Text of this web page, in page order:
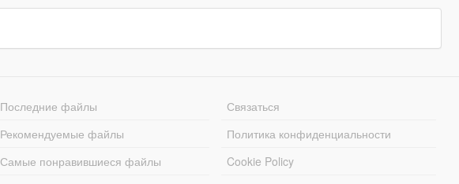
Последние файлы
Рекомендуемые файлы
Самые понравившиеся файлы
Связаться
Политика конфиденциальности
Cookie Policy